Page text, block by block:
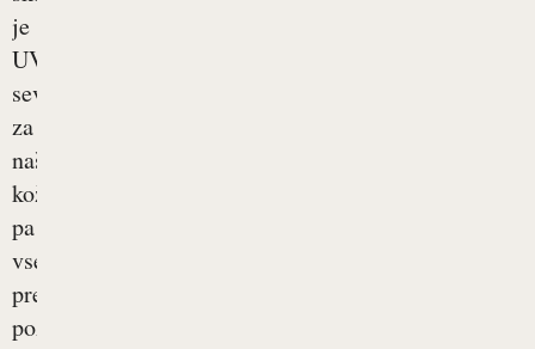
je
UV-
sevanje
za
našo
kožo,
pa
vse
prevečkrat
pozabljamo,